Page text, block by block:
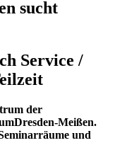
sucht
Service /
der
Meißen.
und